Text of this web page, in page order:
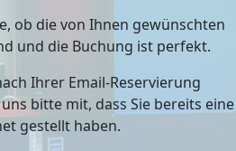
ob die von Ihnen gewünschten
und die Buchung ist perfekt.
Ihrer Email-Reservierung
bitte mit, dass Sie bereits eine
gestellt haben.